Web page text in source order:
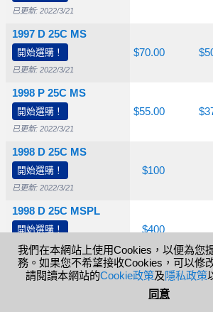
已更新: 2022/3/21
1997 D 25C MS
開始選購！
已更新: 2022/3/21
1998 P 25C MS
開始選購！
已更新: 2022/3/21
1998 D 25C MS
開始選購！
已更新: 2022/3/21
1998 D 25C MSPL
開始選購！
已更新: 2019/7/19
$10.00 $70.00
$10.00 $55.00
$10.00 $100
$35.00 $400
Prices for coins vary based on a
eye appeal, variety, availability and
我們在本網站上使用Cookies，以便為您
務。如果您不希望接收Cookies，可以修
請閱讀本網站的Cookie政策及隱私政策
同意